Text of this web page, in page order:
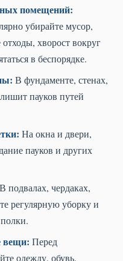
помещений:
убирайте мусор,
хворост вокруг
в беспорядке.
В фундаменте, стенах,
пауков путей
На окна и двери,
пауков и других
В подвалах, чердаках,
регулярную уборку и
вещи: Перед
одежду, обувь,